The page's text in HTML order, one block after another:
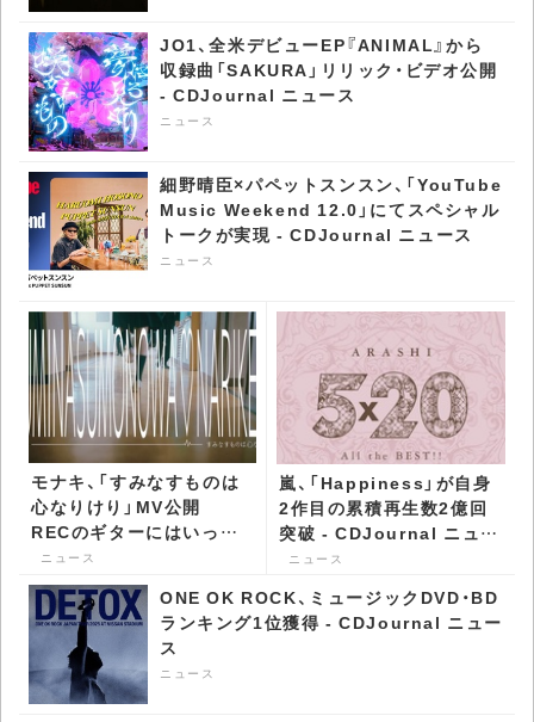
JO1、全米デビューEP『ANIMAL』から
収録曲「SAKURA」リリック・ビデオ公開
- CDJournal ニュース
ニュース
細野晴臣×パペットスンスン、「YouTube
Music Weekend 12.0」にてスペシャル
トークが実現 - CDJournal ニュース
ニュース
モナキ、「すみなすものは
心なりけり」MV公開
RECのギターにはいっく
んことELT・伊藤一朗が参
加 - CDJournal ニュース
ニュース
嵐、「Happiness」が自身
2作目の累積再生数2億回
突破 - CDJournal ニュー
ス
ニュース
ONE OK ROCK、ミュージックDVD・BD
ランキング1位獲得 - CDJournal ニュー
ス
ニュース